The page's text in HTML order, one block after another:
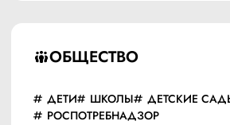
ОБЩЕСТВО
ДЕТИ ШКОЛЫ ДЕТСКИЕ
РОСПОТРЕБНАДЗОР